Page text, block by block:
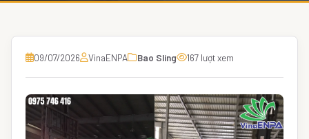
09/07/2026 VinaENPA Bao Sling 167 lượt xem